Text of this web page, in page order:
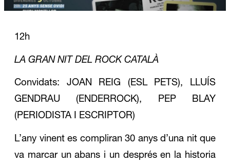
12h
LA GRAN NIT DEL ROCK CATALÀ
Convidats: JOAN REIG (ESL PETS), LLUÍS
GENDRAU (ENDERROCK), PEP BLAY
(PERIODISTA I ESCRIPTOR)
L’any vinent es compliran 30 anys d’una nit que
va marcar un abans i un després en la historia